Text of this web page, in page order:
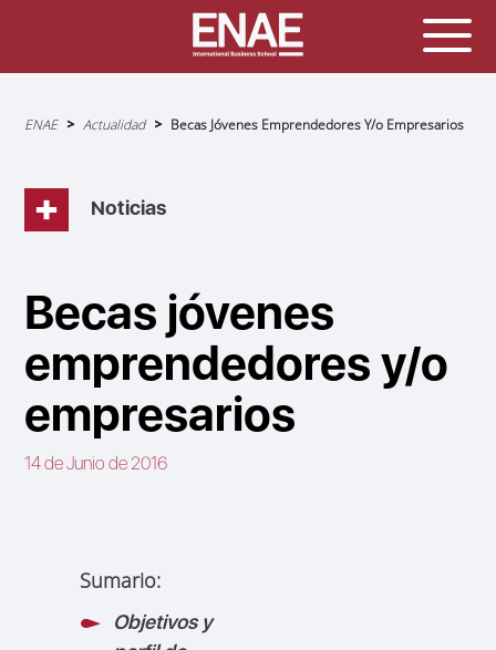
Sobrescribir
la
navegación
ENAE Actualidad Becas Jóvenes Emprendedores Y/o Empresarios
Noticias
Becas jóvenes
emprendedores y/o
empresarios
14 de Junio de 2016
Sumario:
Objetivos y